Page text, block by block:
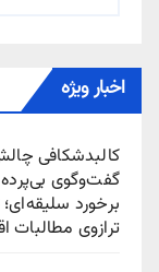
اخبار ویژه
کالبدشکافی
گفت‌وگوی
برخورد
ترازوی مطالبات